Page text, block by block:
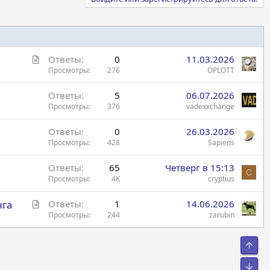
С
Ответы 0
Просмотры 276
11.03.2026
OPLOTT
Ответы 5
Просмотры 376
06.07.2026
vadexxchange
Ответы 0
Просмотры 428
26.03.2026
Sapiens
Ответы 65
Просмотры 4K
Четверг в 15:13
cryptius
C
С
а
Ответы 1
Просмотры 244
14.06.2026
zarubin